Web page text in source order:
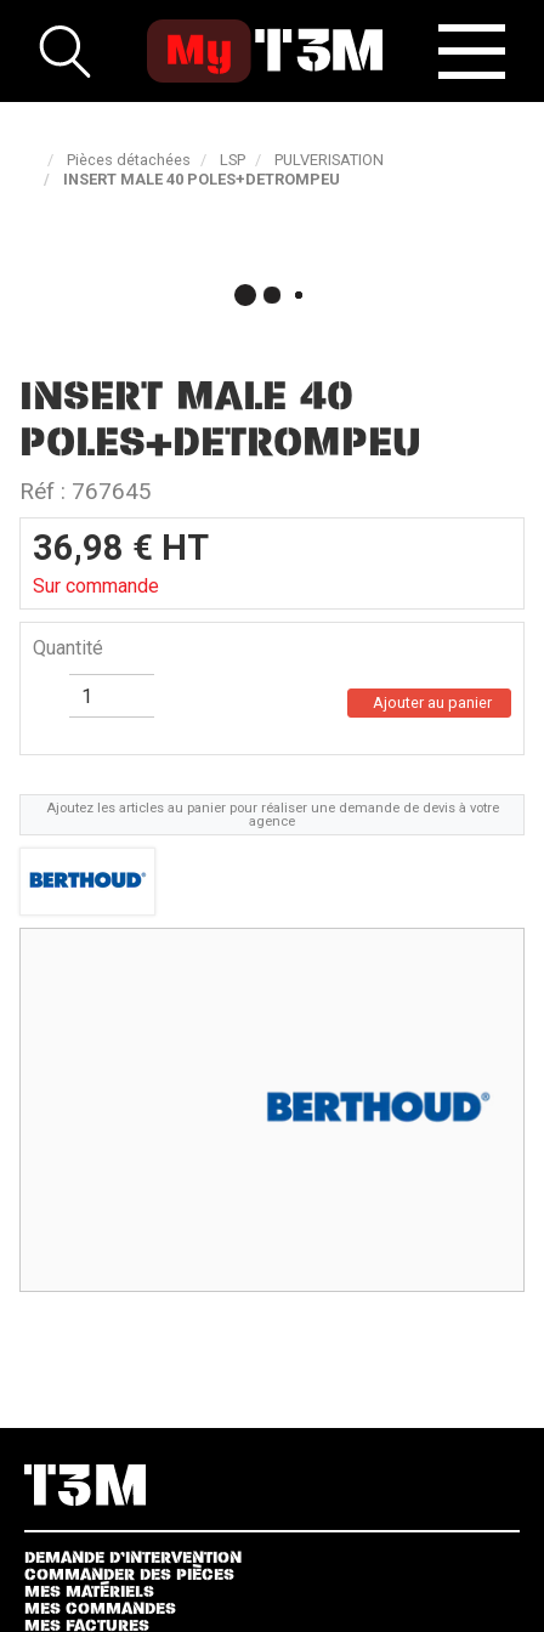
Pièces détachées LSP
PULVERISATION
INSERT MALE 40 POLES+DETROMPEU
INSERT MALE 40
POLES+DETROMPEU
Réf : 767645
Ajoutez les articles au panier pour réaliser une demande de devis à votre
agence
36,98 € HT
Sur commande
Quantité
Ajouter au panier
DEMANDE D’INTERVENTION
COMMANDER DES PIÈCES
MES MATÉRIELS
MES COMMANDES
MES FACTURES